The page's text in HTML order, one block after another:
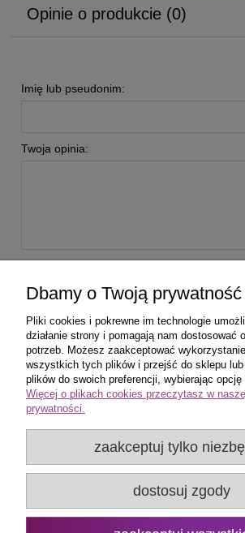
Opinie o produkcie (0)
Imię lub pseudonim:
Twoja opinia:
Zakupy
Popularne
Moje konto
Dbamy o Twoją prywatność
Pliki cookies i pokrewne im technologie
działanie strony i pomagają nam dostosować
potrzeb. Możesz zaakceptować
wszystkich tych plików i przejść do sklepu
plików do swoich preferencji, wybierając
Więcej o plikach cookies przeczytasz w
prywatności.
zaakceptuj tylko
dostosuj zgody